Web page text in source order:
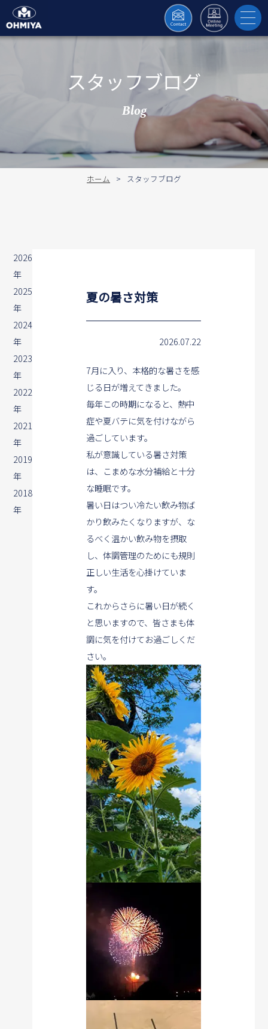
toggle
スタッフブログ
Blog
ホーム スタッフブログ
2026
年
2025
年
2024
年
2023
年
2022
年
2021
年
2019
年
2018
年
夏の暑さ対策
2026.07.22
7月に入り、本格的な暑さを感
じる日が増えてきました。
毎年この時期になると、熱中
症や夏バテに気を付けながら
過ごしています。
私が意識している暑さ対策
は、こまめな水分補給と十分
な睡眠です。
暑い日はつい冷たい飲み物ば
かり飲みたくなりますが、な
るべく温かい飲み物を摂取
し、体調管理のためにも規則
正しい生活を心掛けていま
す。
これからさらに暑い日が続く
と思いますので、皆さまも体
調に気を付けてお過ごしくだ
さい。